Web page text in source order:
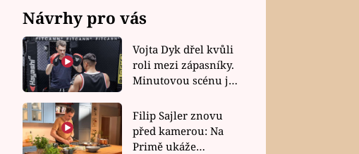
Návrhy pro vás
Vojta Dyk dřel kvůli
roli mezi zápasníky.
Minutovou scénu jel
Filip Sajler znovu
před kamerou: Na
Primě ukáže